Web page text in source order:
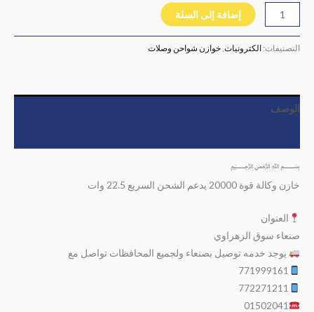
إضافة إلى السلة
التصنيفات: الكترونيات,خوازن شواحن وصلات
الوصف
﷽
خازن وكالة قوة 20000 يدعم الشحن السريع 22.5 وات
العنوان
صنعاء سوق الزهراوي
يوجد خدمه توصيل بصنعاء ولجميع المحافظات تواصل مع
771999161
772271211
01502041